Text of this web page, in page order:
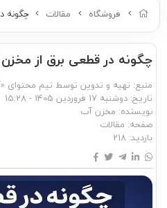
فروشگاه مقالات چگونه
چگونه در قطعی برق از
منبع: تهیه و تدوین توسط تیم محتوای
تاریخ: دوشنبه 17 فروردین 1405 - 15:28
نویسنده: مخزن آب
صفحه: مقالات
بازدید: 218